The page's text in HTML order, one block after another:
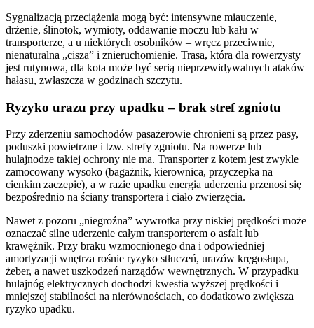
Sygnalizacją przeciążenia mogą być: intensywne miauczenie,
drżenie, ślinotok, wymioty, oddawanie moczu lub kału w
transporterze, a u niektórych osobników – wręcz przeciwnie,
nienaturalna „cisza” i znieruchomienie. Trasa, która dla rowerzysty
jest rutynowa, dla kota może być serią nieprzewidywalnych ataków
hałasu, zwłaszcza w godzinach szczytu.
Ryzyko urazu przy upadku – brak stref zgniotu
Przy zderzeniu samochodów pasażerowie chronieni są przez pasy,
poduszki powietrzne i tzw. strefy zgniotu. Na rowerze lub
hulajnodze takiej ochrony nie ma. Transporter z kotem jest zwykle
zamocowany wysoko (bagażnik, kierownica, przyczepka na
cienkim zaczepie), a w razie upadku energia uderzenia przenosi się
bezpośrednio na ściany transportera i ciało zwierzęcia.
Nawet z pozoru „niegroźna” wywrotka przy niskiej prędkości może
oznaczać silne uderzenie całym transporterem o asfalt lub
krawężnik. Przy braku wzmocnionego dna i odpowiedniej
amortyzacji wnętrza rośnie ryzyko stłuczeń, urazów kręgosłupa,
żeber, a nawet uszkodzeń narządów wewnętrznych. W przypadku
hulajnóg elektrycznych dochodzi kwestia wyższej prędkości i
mniejszej stabilności na nierównościach, co dodatkowo zwiększa
ryzyko upadku.